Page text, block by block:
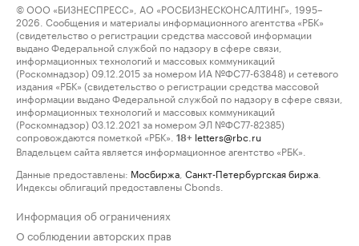
© ООО «БИЗНЕСПРЕСС», АО «РОСБИЗНЕСКОНСАЛТИНГ», 1995–
2026. Сообщения и материалы информационного агентства «РБК»
(свидетельство о регистрации средства массовой информации
выдано Федеральной службой по надзору в сфере связи,
информационных технологий и массовых коммуникаций
(Роскомнадзор) 09.12.2015 за номером ИА №ФС77-63848) и сетевого
издания «РБК» (свидетельство о регистрации средства массовой
информации выдано Федеральной службой по надзору в сфере связи,
информационных технологий и массовых коммуникаций
(Роскомнадзор) 03.12.2021 за номером ЭЛ №ФС77-82385)
сопровождаются пометкой «РБК».
18+ letters@rbc.ru
Владельцем сайта является информационное агентство «РБК».
Данные предоставлены: Мосбиржа Санкт-Петербургская биржа
Индексы облигаций предоставлены Cbonds.
Информация об ограничениях
О соблюдении авторских прав